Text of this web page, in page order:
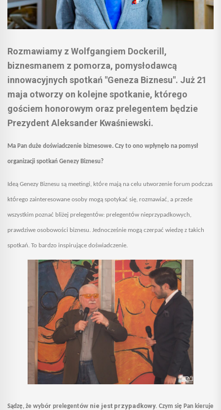
Rozmawiamy z Wolfgangiem Dockerill,
biznesmanem z pomorza, pomysłodawcą
innowacyjnych spotkań "Geneza Biznesu". Już 21
maja otworzy on kolejne spotkanie, którego
gościem honorowym oraz prelegentem będzie
Prezydent Aleksander Kwaśniewski.
Ma Pan duże doświadczenie biznesowe. Czy to ono wpłynęło na pomysł
organizacji spotkań Genezy Biznesu?
Ideą Genezy Biznesu są meetingi, które mają na celu utworzenie forum podczas
którego zainteresowane osoby mogą spotykać się, rozmawiać, a przede
wszystkim poznać bliżej prelegentów: prelegentów nieprzypadkowych,
prawdziwe osobowości biznesu. Jednocześnie mogą czerpać wiedzę z takich
spotkań. To bardzo inspirujące doświadczenie.
Sądzę, że wybór prelegentów nie jest przypadkowy. Czym się Pan kieruje